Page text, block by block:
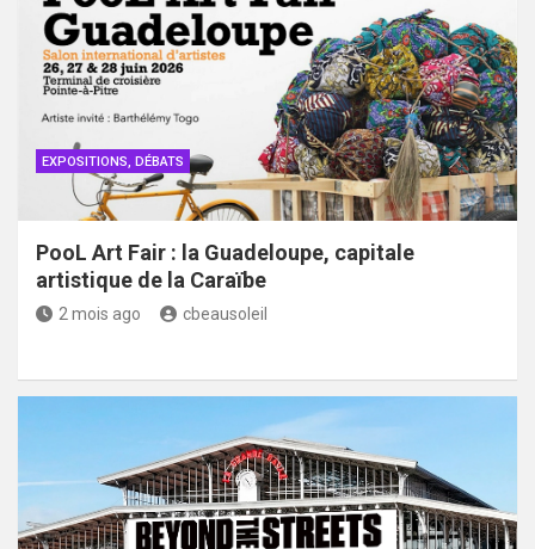
EXPOSITIONS, DÉBATS
PooL Art Fair : la Guadeloupe, capitale
artistique de la Caraïbe
2 mois ago cbeausoleil